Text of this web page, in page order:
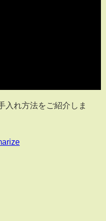
入れ方法をご紹介しま